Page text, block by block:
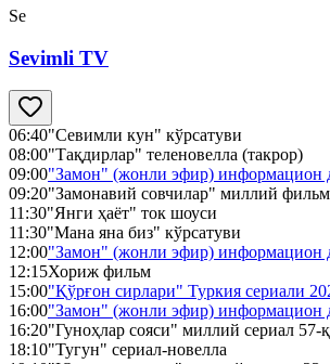
Se
Sevimli TV
06:40"Севимли кун" кўрсатуви
08:00"Тақдирлар" теленовелла (такрор)
09:00"Замон" (жонли эфир) информацион
09:20"Замонавий совчилар" миллий фильм
11:30"Янги ҳаёт" ток шоуси
11:30"Мана яна биз" кўрсатуви
12:00"Замон" (жонли эфир) информацион
12:15Хориж фильм
15:00"Қўрғон сирлари" Туркия сериали
16:00"Замон" (жонли эфир) информацион
16:20"Гуноҳлар сояси" миллий сериал 57-
18:10"Тугун" сериал-новелла